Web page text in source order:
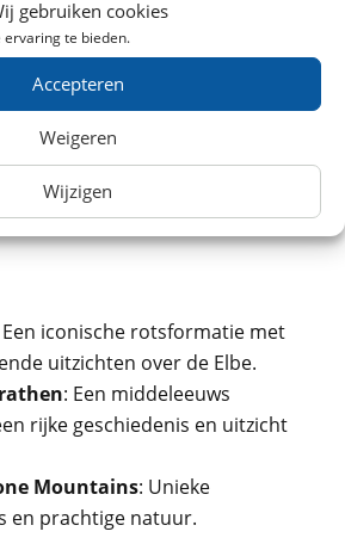
gebruiken cookies
ervaring te bieden.
Accepteren
Weigeren
Wijzigen
brug met een prachtig
: Een uitdagende
panoramische uitzichten
schilderachtige
van 112 km door de
iconische rotsformatie met
uitzichten over de Elbe.
: Een middeleeuws
rijke geschiedenis en uitzicht
Mountains: Unieke
en prachtige natuur.